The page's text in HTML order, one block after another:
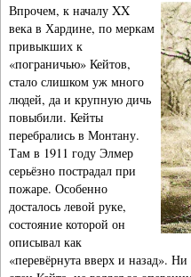
Впрочем, к началу XX
века в Хардине, по меркам
привыкших к
«пограничью» Кейтов,
стало слишком уж много
людей, да и крупную дичь
повыбили. Кейты
перебрались в Монтану.
Там в 1911 году Элмер
серьёзно пострадал при
пожаре. Особенно
досталось левой руке,
состояние которой он
описывал как
«перевёрнута вверх и назад».